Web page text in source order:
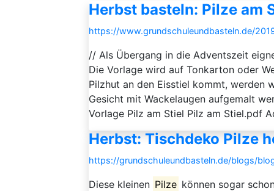
Herbst basteln: Pilze am
https://www.grundschuleundbasteln.de/
// Als Übergang in die Adventszeit
Die Vorlage wird auf Tonkarton oder
Pilzhut an den Eisstiel kommt, werden
Gesicht mit Wackelaugen aufgemalt
Vorlage Pilz am Stiel Pilz am Stiel.pdf
Herbst: Tischdeko Pilze
https://grundschuleundbasteln.de/blogs/
Diese kleinen Pilze können sogar